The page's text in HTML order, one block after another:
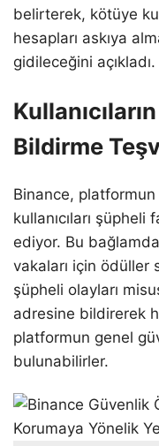
belirterek, kötüye
hesapları askıya
gidileceğini açıkladı.
Bildirme
Binance,
kullanıcıları
ediyor. Bu
vakaları için ödüller
şüpheli olayları
adresine bildirerek
platformun genel
bulunabilirler.